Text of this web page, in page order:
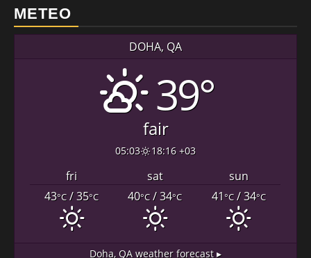
METEO
DOHA, QA
39°
fair
05:03 18:16 +03
fri sat
sun
43°C/ 35°C 40°C/ 34°C 41°C/ 34°C
Doha, QA weather forecast ▸